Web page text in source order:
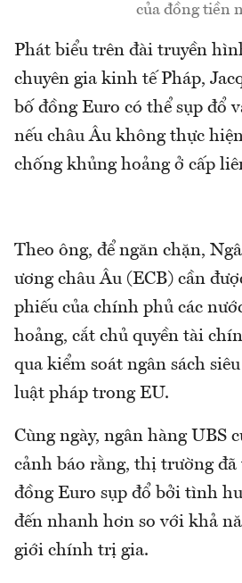
của đồng tiền
Phát biểu trên đài truyền
chuyên gia kinh tế Pháp,
bố đồng Euro có thể sụp đổ
nếu châu Âu không thực
chống khủng hoảng ở cấp
Theo ông, để ngăn chặn,
ương châu Âu (ECB) cần
phiếu của chính phủ các
hoảng, cắt chủ quyền tài
qua kiểm soát ngân sách
luật pháp trong EU.
Cùng ngày, ngân hàng UBS
cảnh báo rằng, thị trường
đồng Euro sụp đổ bởi tình
đến nhanh hơn so với khả
giới chính trị gia.